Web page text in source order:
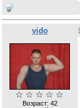
vido
Возраст: 42